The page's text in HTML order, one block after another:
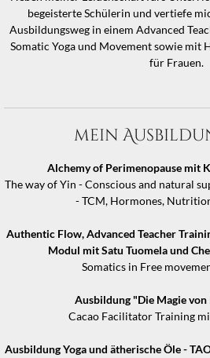
begeisterte Schülerin und vertiefe
Ausbildungsweg in einem Advanced
Somatic Yoga und Movement sowie mit
für Frauen.
mein
Alchemy of Perimenopause mit
The way of Yin - Conscious and natural
- TCM, Hormones,
Authentic Flow, Advanced Teacher
Modul mit Satu Tuomela und
Somatics in Free
Ausbildung "Die Magie von
Cacao Facilitator Training
Ausbildung Yoga und ätherische Öle -